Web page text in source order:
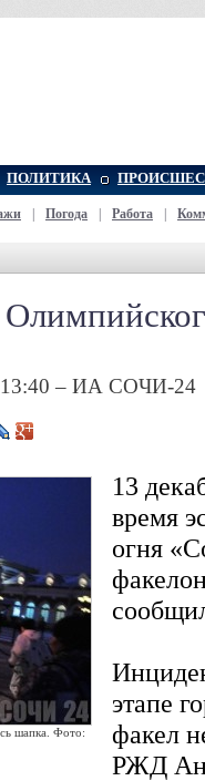
ПОЛИТИКА
Погода Работа
13:40 – ИА СОЧИ-24
шапка. Фото:
13
время
огня
этапе
факел
РЖД